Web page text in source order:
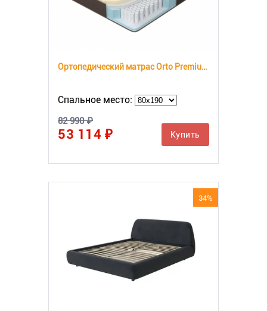
Ортопедический матрас Orto Premium Soft
Спальное место:
82 990 ₽
53 114 ₽ Купить
34%